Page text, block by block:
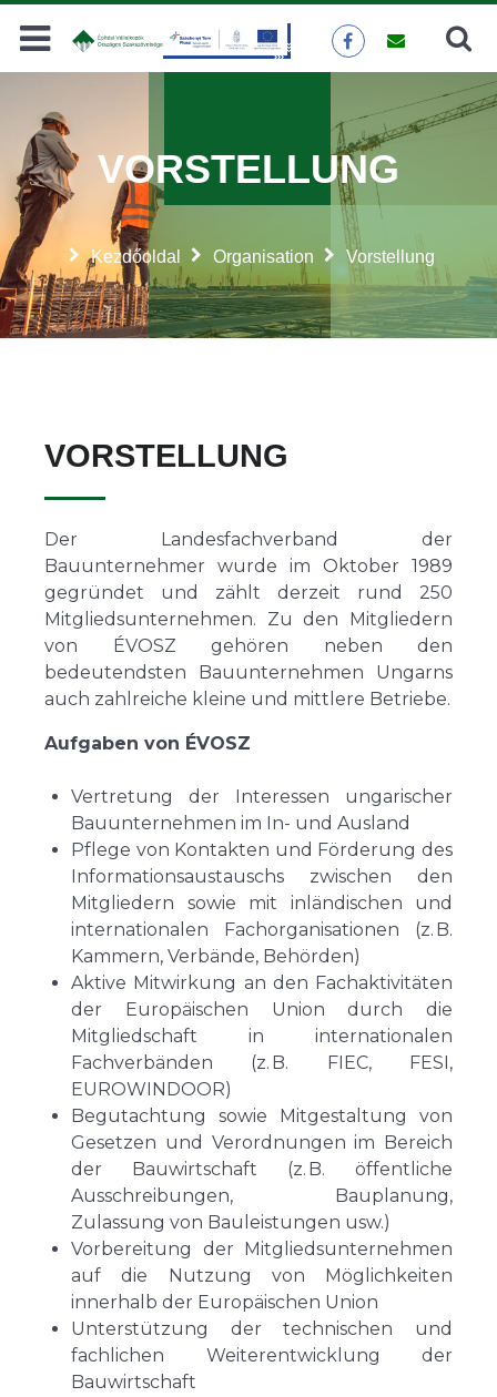
Suche
Kezdőoldal Organisation Vorstellung
VORSTELLUNG
VORSTELLUNG
Der Landesfachverband der
Bauunternehmer wurde im Oktober 1989
gegründet und zählt derzeit rund 250
Mitgliedsunternehmen. Zu den Mitgliedern
von ÉVOSZ gehören neben den
bedeutendsten Bauunternehmen Ungarns
auch zahlreiche kleine und mittlere Betriebe.
Aufgaben von ÉVOSZ
Vertretung der Interessen ungarischer
Bauunternehmen im In- und Ausland
Pflege von Kontakten und Förderung des
Informationsaustauschs zwischen den
Mitgliedern sowie mit inländischen und
internationalen Fachorganisationen (z. B.
Kammern, Verbände, Behörden)
Aktive Mitwirkung an den Fachaktivitäten
der Europäischen Union durch die
Mitgliedschaft in internationalen
Fachverbänden (z. B. FIEC, FESI,
EUROWINDOOR)
Begutachtung sowie Mitgestaltung von
Gesetzen und Verordnungen im Bereich
der Bauwirtschaft (z. B. öffentliche
Ausschreibungen, Bauplanung,
Zulassung von Bauleistungen usw.)
Vorbereitung der Mitgliedsunternehmen
auf die Nutzung von Möglichkeiten
innerhalb der Europäischen Union
Unterstützung der technischen und
fachlichen Weiterentwicklung der
Bauwirtschaft